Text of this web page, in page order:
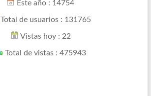
Este año : 14754
Total de usuarios : 131765
Vistas hoy : 22
Total de vistas : 475943